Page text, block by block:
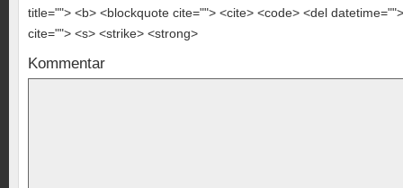
title=""> <b> <blockquote cite=""> <cite> <code> <del
cite=""> <s> <strike> <strong>
Kommentar